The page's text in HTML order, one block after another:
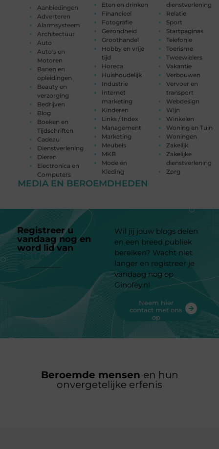
Aanbiedingen
Adverteren
Alarmsysteem
Architectuur
Auto
Auto's en
Motoren
Banen en
opleidingen
Beauty en
verzorging
Bedrijven
Blog
Boeken en
Tijdschriften
Cadeau
Dienstverlening
Dieren
Electronica en
Computers
Eten en drinken
Financieel
Fotografie
Gezondheid
Groothandel
Hobby en vrije
tijd
Horeca
Huishoudelijk
Industrie
Internet
marketing
Kinderen
Links / Index
Management
Marketing
Meubels
MKB
Mode en
Kleding
dienstverlening
Relatie
Sport
Startpaginas
Telefonie
Toerisme
Tweewielers
Vakantie
Verbouwen
Vervoer en
transport
Webdesign
Wijn
Winkelen
Woning en Tuin
Woningen
Zakelijk
Zakelijke
dienstverlening
Zorg
MEDIA EN BEROEMDHEDEN
Registreer u
vandaag nog en
word lid van
platform
Wil jij jouw blogs delen
en een breed publiek
bereiken? Wacht niet
langer en registreer je
vandaag nog op
Ginofey.nl
Neem hier
contact met ons
op
Beroemde mensen en hun
onvergetelijke erfenis